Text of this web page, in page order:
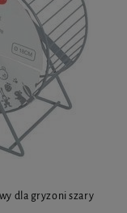
dla gryzoni szary